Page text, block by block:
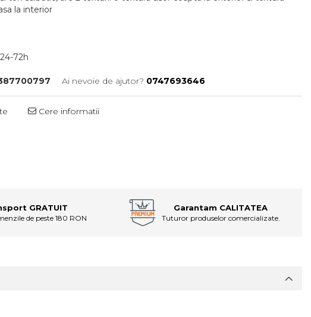
la interior
24-72h
Ai nevoie de ajutor? 0747693646
Cere informatii
GRATUIT
de peste 180 RON
Garantam CALITATEA
Tuturor produselor comercializate.